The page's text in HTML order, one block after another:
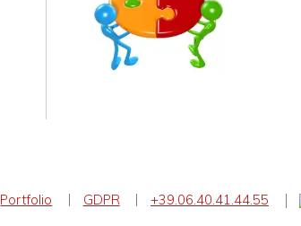
Portfolio GDPR +39.06.40.41.44.55